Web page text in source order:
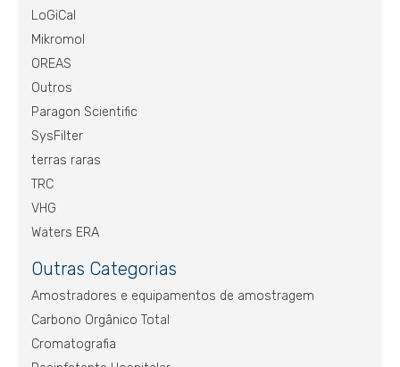
LoGiCal
Mikromol
OREAS
Outros
Paragon Scientific
SysFilter
terras raras
TRC
VHG
Waters ERA
Outras Categorias
Amostradores e equipamentos de amostragem
Carbono Orgânico Total
Cromatografia